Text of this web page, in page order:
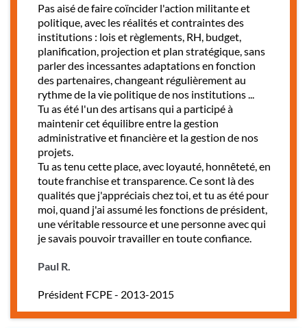
Pas aisé de faire coïncider l'action militante et
politique, avec les réalités et contraintes des
institutions : lois et règlements, RH, budget,
planification, projection et plan stratégique, sans
parler des incessantes adaptations en fonction
des partenaires, changeant régulièrement au
rythme de la vie politique de nos institutions ...
Tu as été l'un des artisans qui a participé à
maintenir cet équilibre entre la gestion
administrative et financière et la gestion de nos
projets.
Tu as tenu cette place, avec loyauté, honnêteté, en
toute franchise et transparence. Ce sont là des
qualités que j'appréciais chez toi, et tu as été pour
moi, quand j'ai assumé les fonctions de président,
une véritable ressource et une personne avec qui
je savais pouvoir travailler en toute confiance.
Paul R.
Président FCPE - 2013-2015